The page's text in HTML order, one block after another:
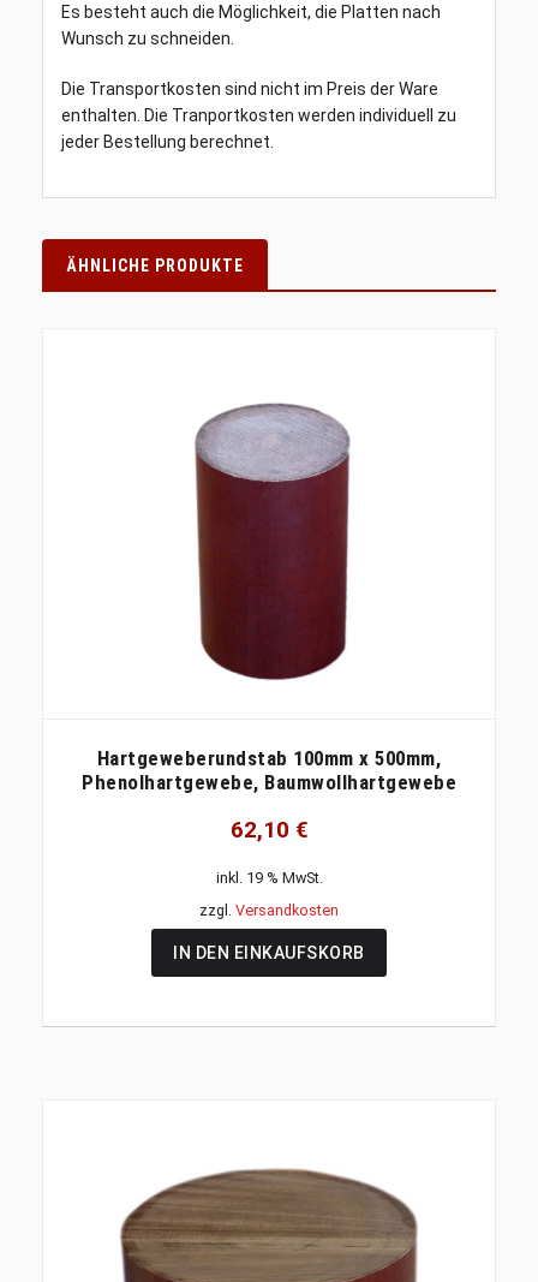
Es besteht auch die Möglichkeit, die Platten nach
Wunsch zu schneiden.
Die Transportkosten sind nicht im Preis der Ware
enthalten. Die Tranportkosten werden individuell zu
jeder Bestellung berechnet.
ÄHNLICHE PRODUKTE
Hartgeweberundstab 100mm x 500mm,
Phenolhartgewebe, Baumwollhartgewebe
62,10 €
inkl. 19 % MwSt.
zzgl. Versandkosten
IN DEN EINKAUFSKORB